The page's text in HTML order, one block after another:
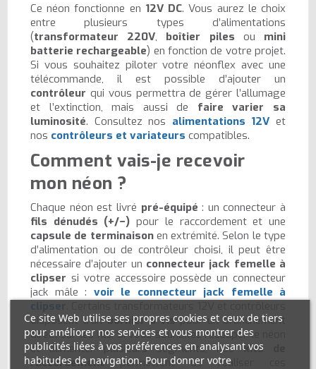
Ce néon fonctionne en 12V DC. Vous aurez le choix
entre plusieurs types d’alimentations
(transformateur 220V, boîtier piles ou mini
batterie rechargeable) en fonction de votre projet.
Si vous souhaitez piloter votre néonflex avec une
télécommande, il est possible d’ajouter un
contrôleur qui vous permettra de gérer l’allumage
et l’extinction, mais aussi de faire varier sa
luminosité. Consultez nos alimentations 12V et
nos contrôleurs et variateurs compatibles.
Comment vais-je recevoir
mon néon ?
Chaque néon est livré pré-équipé : un connecteur à
fils dénudés (+/−) pour le raccordement et une
capsule de terminaisonen extrémité. Selon le type
d’alimentation ou de contrôleur choisi, il peut être
nécessaire d’ajouter un connecteur jack femelle à
clipser si votre accessoire possède un connecteur
jack mâle : voir le connecteur jack femelle à
disposent d’unbornier à vispour un branchement
direct sur les fils. Si vous souhaitez recouper le néon
et alimenter plusieurs segments, noskits de
raccordementpermettent de réaliser ces
Ce site Web utilise ses propres cookies et ceux de tiers
pour améliorer nos services et vous montrer des
publicités liées à vos préférences en analysant vos
habitudes de navigation. Pour donner votre